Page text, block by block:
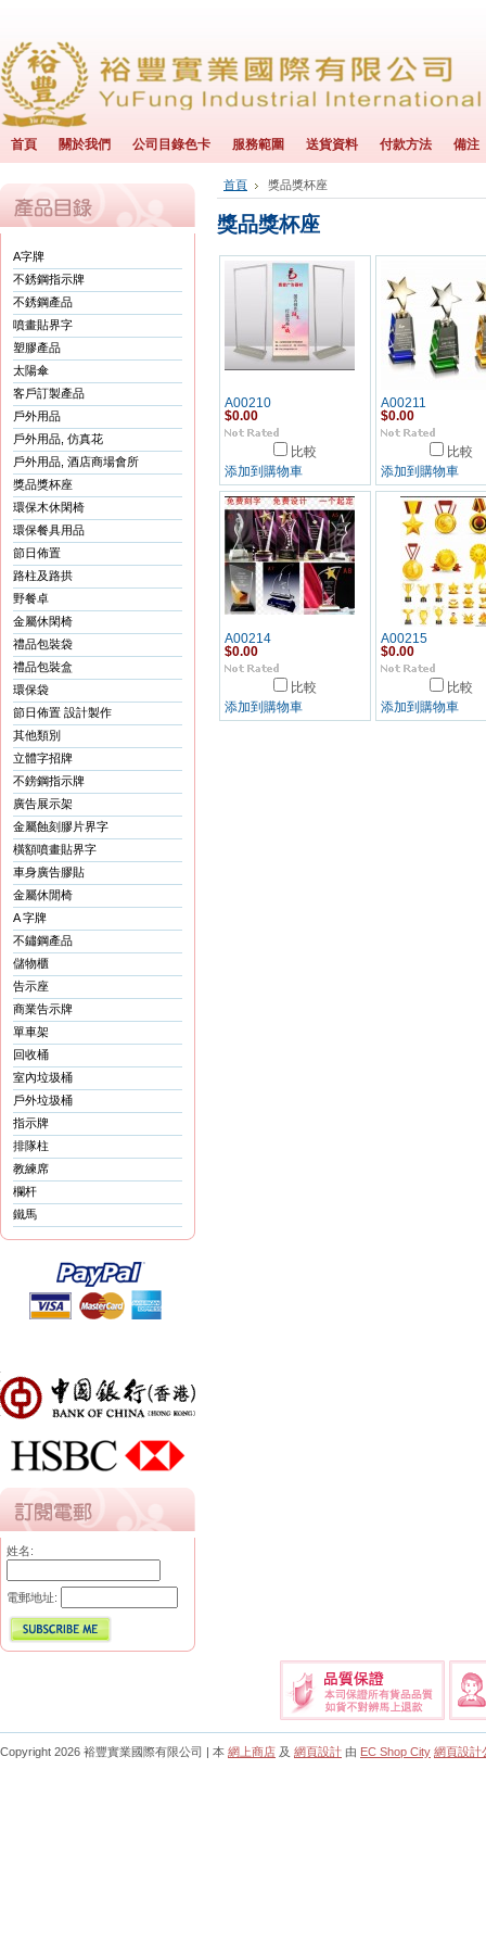
首頁 關於我們 公司目錄色卡 服務範圍 送貨資料 付款方法 備注
A字牌
不銹鋼指示牌
不銹鋼產品
噴畫貼界字
塑膠產品
太陽傘
客戶訂製產品
戶外用品
戶外用品, 仿真花
戶外用品, 酒店商場會所
獎品獎杯座
環保木休閑椅
環保餐具用品
節日佈置
路柱及路拱
野餐卓
金屬休閑椅
禮品包裝袋
禮品包裝盒
環保袋
節日佈置 設計製作
其他類別
立體字招牌
不鎊鋼指示牌
廣告展示架
金屬蝕刻膠片界字
橫額噴畫貼界字
車身廣告膠貼
金屬休閒椅
A 字牌
不鏽鋼產品
儲物櫃
告示座
商業告示牌
單車架
回收桶
室內垃圾桶
戶外垃圾桶
指示牌
排隊柱
教練席
欄杆
鐵馬
姓名:
電郵地址:
首頁 獎品獎杯座
獎品獎杯座
A00210
$0.00
比較
添加到購物車
A00211
$0.00
比較
添加到購物車
A00214
$0.00
比較
添加到購物車
A00215
$0.00
比較
添加到購物車
Copyright 2026 裕豐實業國際有限公司 | 本 網上商店 及 網頁設計 由 EC Shop City 網頁設計